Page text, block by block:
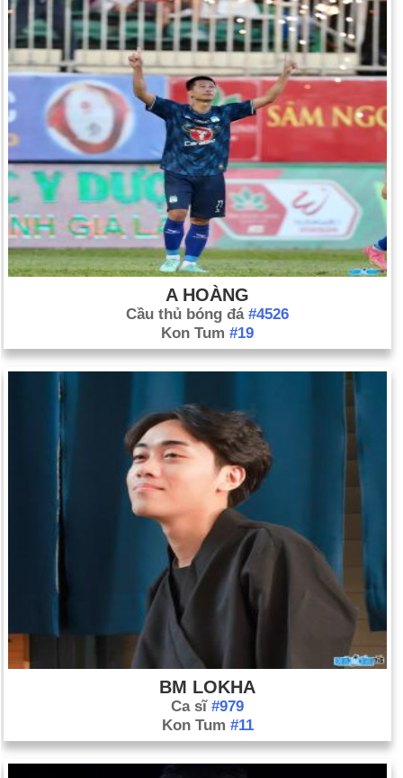
A HOÀNG
Cầu thủ bóng đá #4526
Kon Tum #19
BM LOKHA
Ca sĩ #979
Kon Tum #11